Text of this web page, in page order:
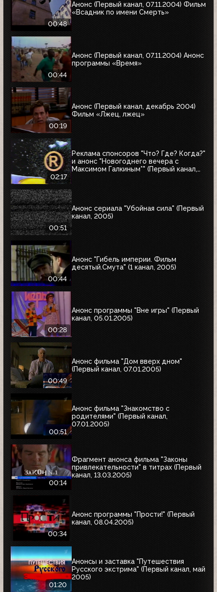
00:48
Анонс (Первый канал, 07.11.2004) Фильм
«Всадник по имени Смерть»
00:44
Анонс (Первый канал, 07.11.2004) Анонс
программы «Время»
00:19
Анонс (Первый канал, декабрь 2004)
Фильм «Лжец, лжец»
02:17
Реклама спонсоров "Что? Где? Когда?"
и анонс "Новогоднего вечера с
Максимом Галкиным*" (Первый канал,
00:51
Анонс сериала "Убойная сила" (Первый
канал, 2005)
00:44
Анонс "Гибель империи. Фильм
десятый.Смута" (1 канал, 2005)
00:28
Анонс программы "Вне игры" (Первый
канал, 05.01.2005)
00:49
Анонс фильма "Дом вверх дном"
(Первый канал, 07.01.2005)
00:51
Анонс фильма "Знакомство с
родителями" (Первый канал,
07.01.2005)
00:14
Фрагмент анонса фильма "Законы
привлекательности" в титрах (Первый
канал, 13.03.2005)
00:34
Анонс программы "Прости!" (Первый
канал, 08.04.2005)
01:20
Анонсы и заставка "Путешествия
Русского экстрима" (Первый канал, май
2005)